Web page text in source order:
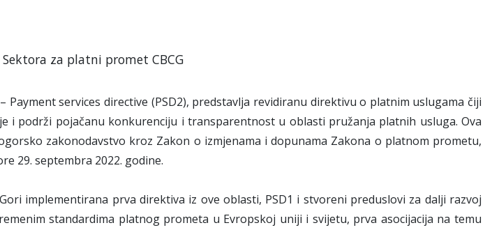
za platni promet CBCG
Payment services directive (PSD2), predstavlja revidiranu direktivu o platnim uslugama čiji
i podrži pojačanu konkurenciju i transparentnost u oblasti pružanja platnih usluga. Ova
zakonodavstvo kroz Zakon o izmjenama i dopunama Zakona o platnom prometu,
29. septembra 2022. godine.
implementirana prva direktiva iz ove oblasti, PSD1 i stvoreni preduslovi za dalji razvoj
standardima platnog prometa u Evropskoj uniji i svijetu, prva asocijacija na temu